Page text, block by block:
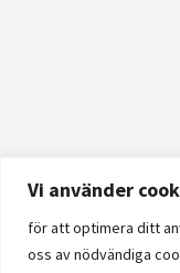
Vi använder
för att optimera ditt
oss av nödvändiga